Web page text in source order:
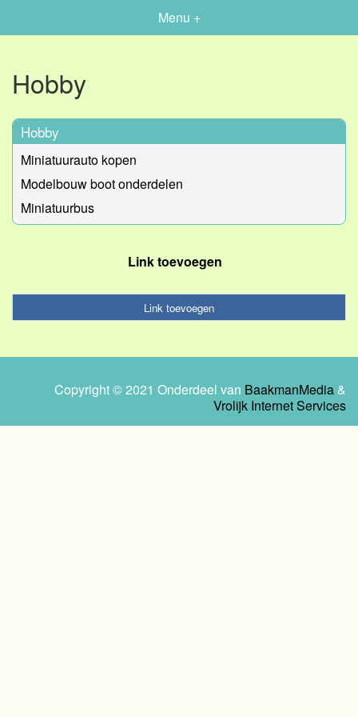
Menu +
Hobby
Hobby
Miniatuurauto kopen
Modelbouw boot onderdelen
Miniatuurbus
Link toevoegen
Link toevoegen
Copyright © 2021 Onderdeel van BaakmanMedia &
Vrolijk Internet Services